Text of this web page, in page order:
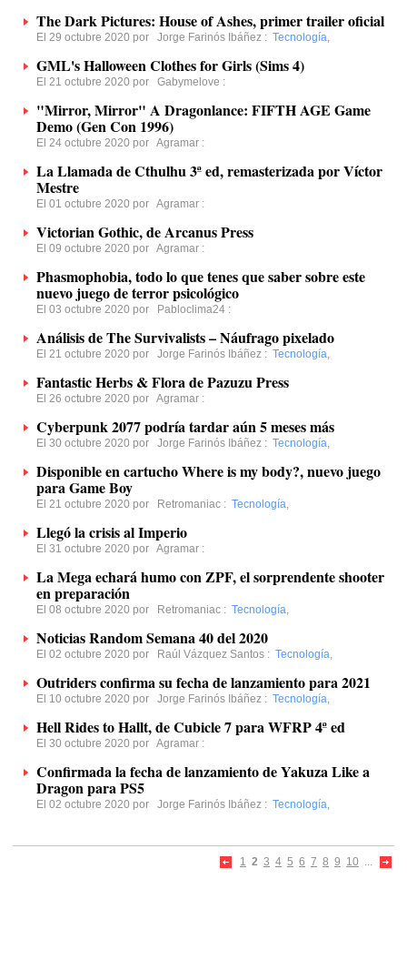
The Dark Pictures: House of Ashes, primer trailer oficial
El 29 octubre 2020 por Jorge Farinós Ibáñez : Tecnología,
GML's Halloween Clothes for Girls (Sims 4)
El 21 octubre 2020 por Gabymelove :
"Mirror, Mirror" A Dragonlance: FIFTH AGE Game
Demo (Gen Con 1996)
El 24 octubre 2020 por Agramar :
La Llamada de Cthulhu 3ª ed, remasterizada por Víctor
Mestre
El 01 octubre 2020 por Agramar :
Victorian Gothic, de Arcanus Press
El 09 octubre 2020 por Agramar :
Phasmophobia, todo lo que tenes que saber sobre este
nuevo juego de terror psicológico
El 03 octubre 2020 por Pabloclima24 :
Análisis de The Survivalists – Náufrago pixelado
El 21 octubre 2020 por Jorge Farinós Ibáñez : Tecnología,
Fantastic Herbs & Flora de Pazuzu Press
El 26 octubre 2020 por Agramar :
Cyberpunk 2077 podría tardar aún 5 meses más
El 30 octubre 2020 por Jorge Farinós Ibáñez : Tecnología,
Disponible en cartucho Where is my body?, nuevo juego
para Game Boy
El 21 octubre 2020 por Retromaniac : Tecnología,
Llegó la crisis al Imperio
El 31 octubre 2020 por Agramar :
La Mega echará humo con ZPF, el sorprendente shooter
en preparación
El 08 octubre 2020 por Retromaniac : Tecnología,
Noticias Random Semana 40 del 2020
El 02 octubre 2020 por Raúl Vázquez Santos : Tecnología,
Outriders confirma su fecha de lanzamiento para 2021
El 10 octubre 2020 por Jorge Farinós Ibáñez : Tecnología,
Hell Rides to Hallt, de Cubicle 7 para WFRP 4ª ed
El 30 octubre 2020 por Agramar :
Confirmada la fecha de lanzamiento de Yakuza Like a
Dragon para PS5
El 02 octubre 2020 por Jorge Farinós Ibáñez : Tecnología,
1 2 3 4 5 6 7 8 9 10 ...